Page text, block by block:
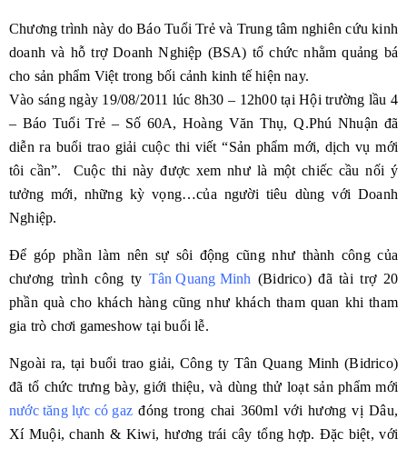
Chương trình này do Báo Tuổi Trẻ và Trung tâm nghiên cứu kinh
doanh và hỗ trợ Doanh Nghiệp (BSA) tổ chức nhằm quảng bá
cho sản phẩm Việt trong bối cảnh kinh tế hiện nay.
Vào sáng ngày 19/08/2011 lúc 8h30 – 12h00 tại Hội trường lầu 4
– Báo Tuổi Trẻ – Số 60A, Hoàng Văn Thụ, Q.Phú Nhuận đã
diễn ra buổi trao giải cuộc thi viết “Sản phẩm mới, dịch vụ mới
tôi cần”. Cuộc thi này được xem như là một chiếc cầu nối ý
tưởng mới, những kỳ vọng…của người tiêu dùng với Doanh
Nghiệp.
Để góp phần làm nên sự sôi động cũng như thành công của
chương trình công ty Tân Quang Minh (Bidrico) đã tài trợ 20
phần quà cho khách hàng cũng như khách tham quan khi tham
gia trò chơi gameshow tại buổi lễ.
Ngoài ra, tại buổi trao giải, Công ty Tân Quang Minh (Bidrico)
đã tổ chức trưng bày, giới thiệu, và dùng thử loạt sản phẩm mới
nước tăng lực có gaz đóng trong chai 360ml với hương vị Dâu,
Xí Muội, chanh & Kiwi, hương trái cây tổng hợp. Đặc biệt, với